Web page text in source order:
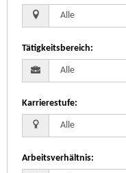
Tätigkeitsbereich:
Karrierestufe:
Arbeitsverhältnis: